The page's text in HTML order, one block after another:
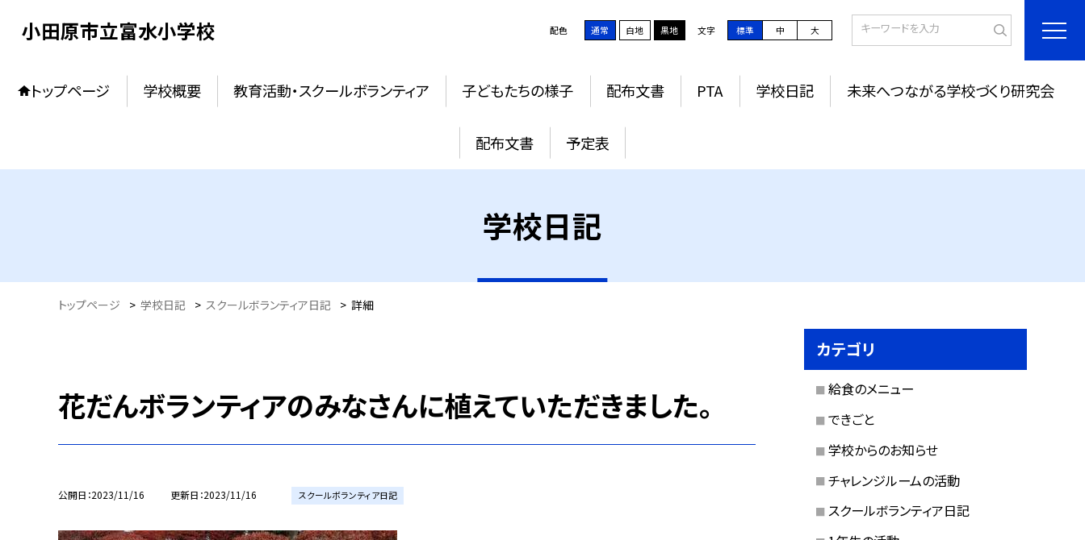
小田原市立富水小学校 配色 通常 白地 黒地 文字 標準 中 大
トップページ 学校概要 教育活動・スクールボランティア 子どもたちの様子 配布文書 PTA 学校日記 未来へつながる学校づくり研究会
配布文書 予定表
学校日記
トップページ > 学校日記 > スクールボランティア日記 > 詳細
花だんボランティアのみなさんに植えていただきました。
公開日 2023/11/16 更新日 2023/11/16 スクールボランティア日記
カテゴリ
給食のメニュー
できごと
学校からのお知らせ
チャレンジルームの活動
スクールボランティア日記